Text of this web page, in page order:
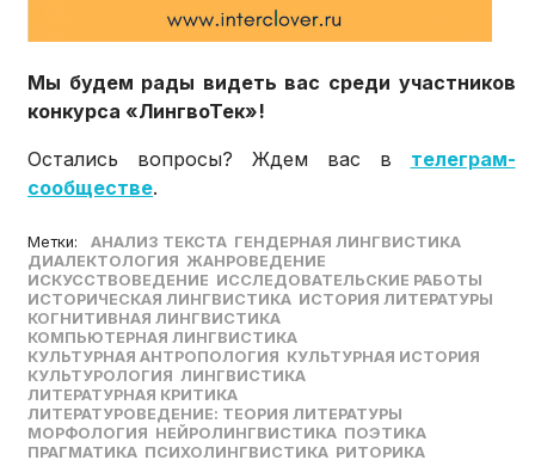
Мы будем рады видеть вас среди участников
конкурса «ЛингвоТек»!
Остались вопросы? Ждем вас в телеграм-
сообществе.
Метки: АНАЛИЗ ТЕКСТА ГЕНДЕРНАЯ ЛИНГВИСТИКА
ДИАЛЕКТОЛОГИЯ ЖАНРОВЕДЕНИЕ
ИСКУССТВОВЕДЕНИЕ ИССЛЕДОВАТЕЛЬСКИЕ РАБОТЫ
ИСТОРИЧЕСКАЯ ЛИНГВИСТИКА ИСТОРИЯ ЛИТЕРАТУРЫ
КОГНИТИВНАЯ ЛИНГВИСТИКА
КОМПЬЮТЕРНАЯ ЛИНГВИСТИКА
КУЛЬТУРНАЯ АНТРОПОЛОГИЯ КУЛЬТУРНАЯ ИСТОРИЯ
КУЛЬТУРОЛОГИЯ ЛИНГВИСТИКА
ЛИТЕРАТУРНАЯ КРИТИКА
ЛИТЕРАТУРОВЕДЕНИЕ: ТЕОРИЯ ЛИТЕРАТУРЫ
МОРФОЛОГИЯ НЕЙРОЛИНГВИСТИКА ПОЭТИКА
ПРАГМАТИКА ПСИХОЛИНГВИСТИКА РИТОРИКА